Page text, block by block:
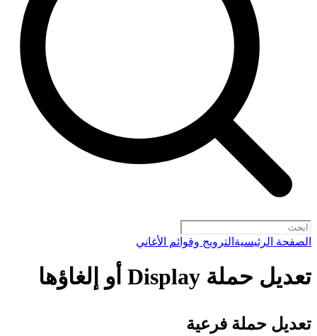
الصفحة الرئيسية الترويج وقوائم الأغاني
تعديل حملة Display أو إلغاؤها
تعديل حملة فرعية